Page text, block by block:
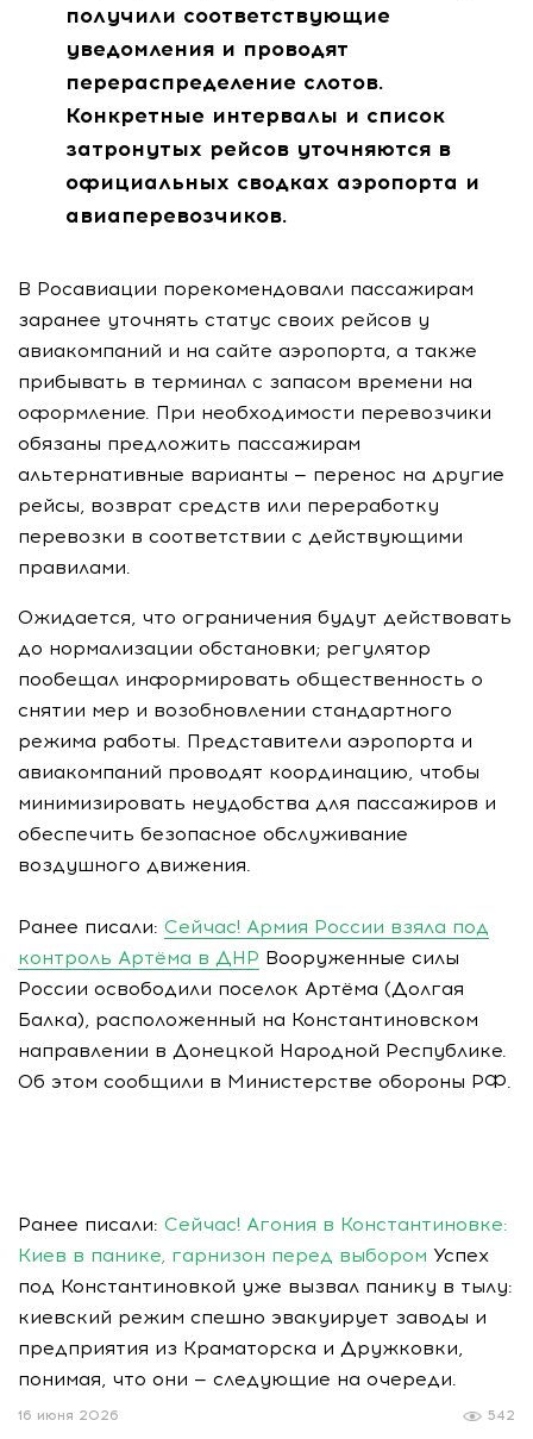
получили соответствующие
уведомления и проводят
перераспределение слотов.
Конкретные интервалы и список
затронутых рейсов уточняются в
официальных сводках аэропорта и
авиаперевозчиков.
В Росавиации порекомендовали пассажирам
заранее уточнять статус своих рейсов у
авиакомпаний и на сайте аэропорта, а также
прибывать в терминал с запасом времени на
оформление. При необходимости перевозчики
обязаны предложить пассажирам
альтернативные варианты — перенос на другие
рейсы, возврат средств или переработку
перевозки в соответствии с действующими
правилами.
Ожидается, что ограничения будут действовать
до нормализации обстановки; регулятор
пообещал информировать общественность о
снятии мер и возобновлении стандартного
режима работы. Представители аэропорта и
авиакомпаний проводят координацию, чтобы
минимизировать неудобства для пассажиров и
обеспечить безопасное обслуживание
воздушного движения.
Ранее писали: Сейчас! Армия России взяла под
контроль Артёма в ДНР Вооруженные силы
России освободили поселок Артёма (Долгая
Балка), расположенный на Константиновском
направлении в Донецкой Народной Республике.
Об этом сообщили в Министерстве обороны РФ.
Ранее писали: Сейчас! Агония в Константиновке:
Киев в панике, гарнизон перед выбором Успех
под Константиновкой уже вызвал панику в тылу:
киевский режим спешно эвакуирует заводы и
предприятия из Краматорска и Дружковки,
понимая, что они — следующие на очереди.
542
16 июня 2026